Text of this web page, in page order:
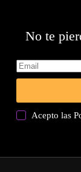
No te
Acepto las